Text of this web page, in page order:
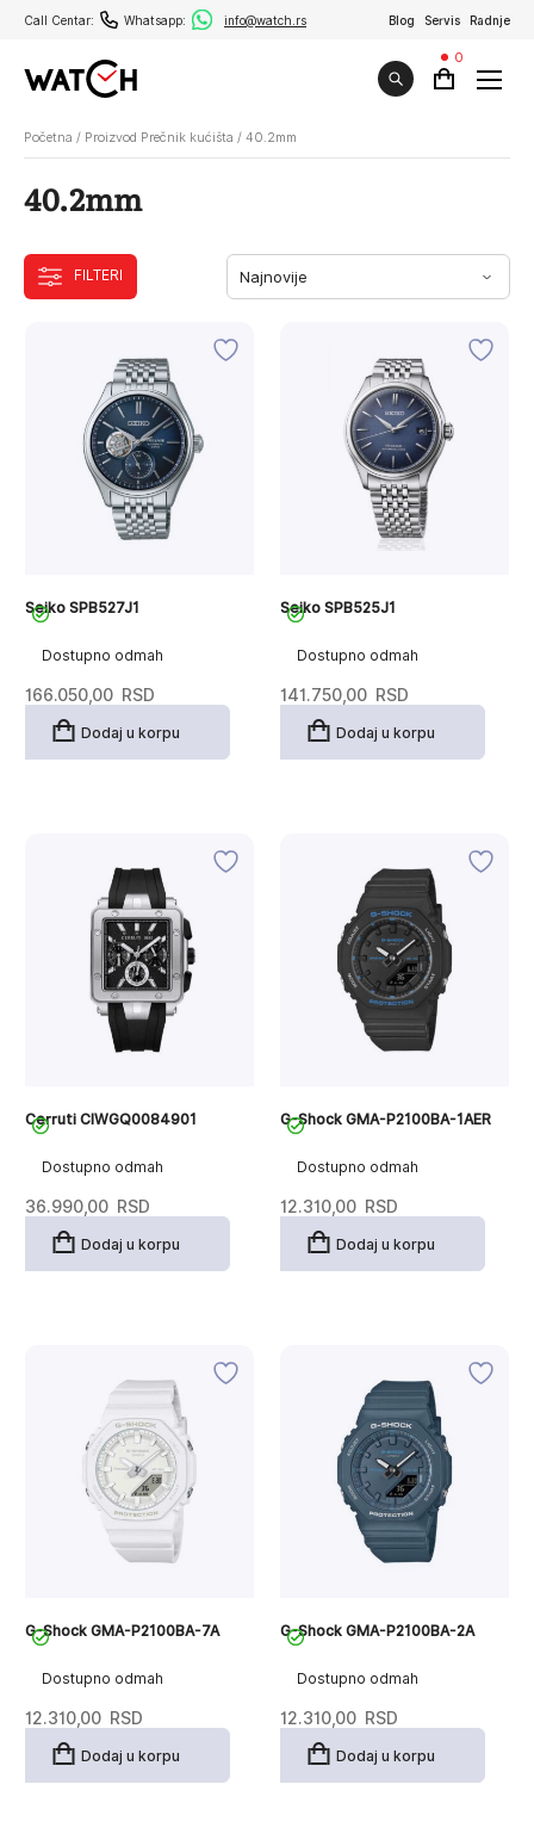
Call Centar: Whatsapp: info@watch.rs Blog Servis Radnje
0
Početna / Proizvod Prečnik kućišta / 40.2mm
40.2mm
FILTERI
Dostupno odmah
Seiko SPB527J1
166.050,00 RSD
Dodaj u korpu
Dostupno odmah
Seiko SPB525J1
141.750,00 RSD
Dodaj u korpu
Dostupno odmah
Cerruti CIWGQ0084901
36.990,00 RSD
Dodaj u korpu
Dostupno odmah
G-Shock GMA-P2100BA-1AER
12.310,00 RSD
Dodaj u korpu
Dostupno odmah
G-Shock GMA-P2100BA-7A
12.310,00 RSD
Dodaj u korpu
Dostupno odmah
G-Shock GMA-P2100BA-2A
12.310,00 RSD
Dodaj u korpu